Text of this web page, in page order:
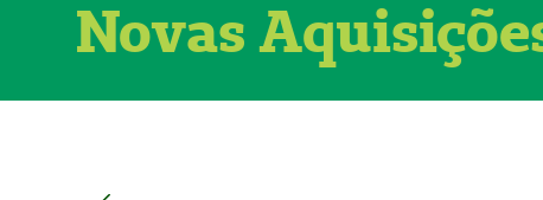
Novas